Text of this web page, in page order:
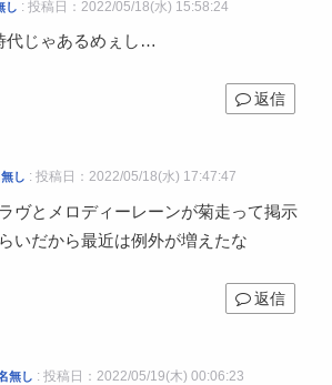
し : 投稿日：2022/05/18(水) 15:58:24
代じゃあるめぇし…
返信
し : 投稿日：2022/05/18(水) 17:47:47
ヴとメロディーレーンが菊走って掲示
いだから最近は例外が増えたな
返信
無し : 投稿日：2022/05/19(木) 00:06:23